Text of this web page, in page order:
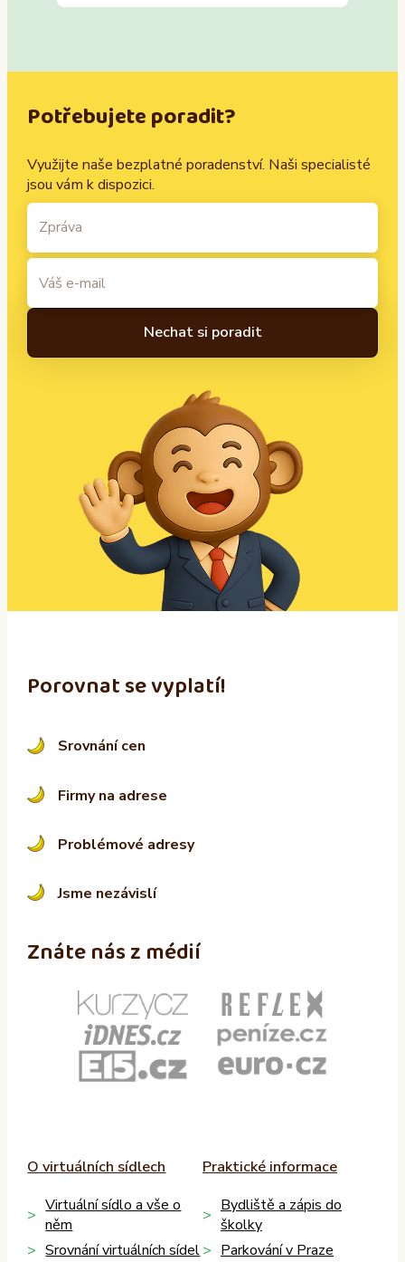
Potřebujete poradit?
Využijte naše bezplatné poradenství. Naši specialisté
jsou vám k dispozici.
:
Porovnat se vyplatí!
Srovnání cen
Firmy na adrese
Problémové adresy
Jsme nezávislí
Znáte nás z médií
O virtuálních sídlech
Virtuální sídlo a vše o
něm
Srovnání virtuálních sídel
Praktické informace
Bydliště a zápis do
školky
Parkování v Praze